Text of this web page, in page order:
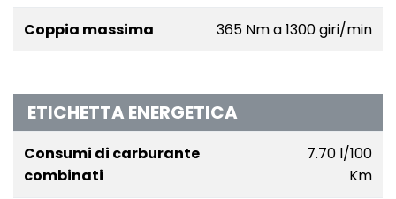
Coppia massima 365 Nm a 1300 giri/min
ETICHETTA ENERGETICA
Consumi di carburante
combinati
7.70 l/100
Km